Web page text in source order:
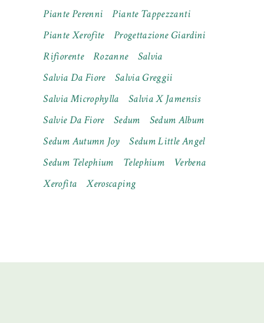
Piante Perenni
Piante Tappezzanti
Piante Xerofite
Progettazione Giardini
Rifiorente
Rozanne
Salvia
Salvia Da Fiore
Salvia Greggii
Salvia Microphylla
Salvia X Jamensis
Salvie Da Fiore
Sedum
Sedum Album
Sedum Autumn Joy
Sedum Little Angel
Sedum Telephium
Telephium
Verbena
Xerofita
Xeroscaping